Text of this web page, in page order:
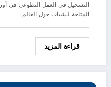
المتاحة للشباب حول العالم.…
قراءة المزيد